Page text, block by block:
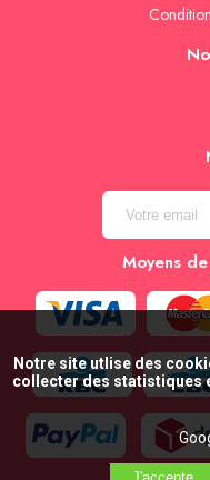
Moyens
Notre site utlise des
collecter des statistiques